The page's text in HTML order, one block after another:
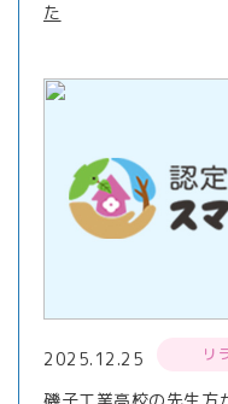
た
2025.12.25 リ